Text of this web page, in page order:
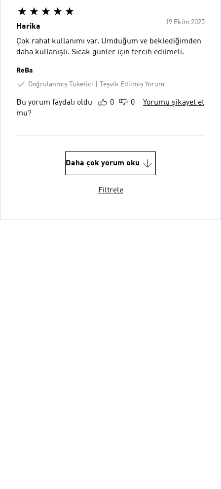
19 Ekim 2025
Harika
Çok rahat kullanımı var. Umduğum ve beklediğimden
daha kullanışlı. Sıcak günler için tercih edilmeli.
ReBa
Doğrulanmış Tüketici
Teşvik Edilmiş Yorum
Bu yorum faydalı oldu
mu?
0 0 Yorumu şikayet et
Daha çok yorum oku
Filtrele